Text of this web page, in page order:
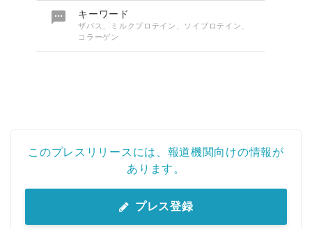
 キーワード
ザバス、ミルクプロテイン、ソイプロテイン、
コラーゲン
このプレスリリースには、報道機関向けの情報が
あります。
プレス登録